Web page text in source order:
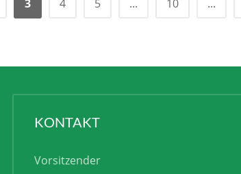
3 4 5 ... 10 ...
KONTAKT
Vorsitzender